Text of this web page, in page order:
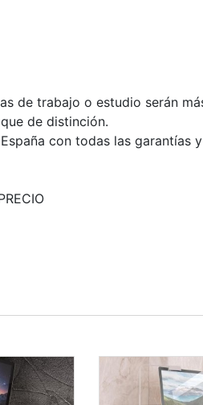
de trabajo o estudio serán
de distinción.
con todas las garantías